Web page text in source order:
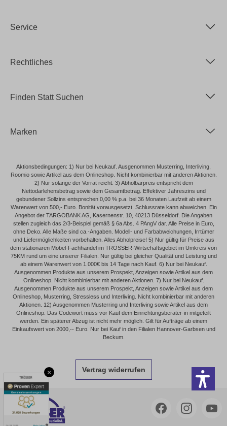
×
Service
Rechtliches
Finden Statt Suchen
Marken
Aktionsbedingungen: 1) Nur bei Neukauf. Ausgenommen Musterring, Interliving,
Roomio sowie Artikel aus dem Onlineshop. Nicht kombinierbar mit anderen Aktionen.
2) Nur solange der Vorrat reicht. 3) Abholbarpreis entspricht dem
Nettodarlehensbetrag sowie dem Gesamtbetrag. Effektiver Jahreszins und
gebundener Sollzins entsprechen 0,00 % p.a. bei 36 Monaten Laufzeit ab einem
Warenwert von 500,- Euro. Bonität vorausgesetzt. Schlussrate kann abweichen. Ein
Angebot der TARGOBANK AG, Kasernenstr. 10, 40213 Düsseldorf. Die Angaben
stellen zugleich das 2/3-Beispiel gemäß § 6a Abs. 4 PAngV dar. Alle Preise in Euro,
ohne Deko. Alle Maße sind ca.-Angaben. Modell- und Farbabweichungen, Irrtümer
und Liefermöglichkeiten vorbehalten. Alles Abholpreise! 5) Nur gültig für Preise aus
dem stationären Möbel-Fachhandel im TRÖSSER-Wirtschaftsgebiet im Umkreis von
75KM rund um eine unserer Filialen. Nur gültig bei gleicher Qualität und Leistung und
ab einem Warenwert von 1.000€ bis 14 Tage nach Kauf. 6) Nur bei Neukauf.
Ausgenommen Produkte aus unserem Prospekt, Anzeigen sowie Artikel aus dem
Onlineshop. Nicht kombinierbar mit anderen Aktionen. 7) Nur bei Neukauf.
Ausgenommen Produkte aus unserem Prospekt, Anzeigen sowie Artikel aus dem
Onlineshop, Musterring, Stressless und Interliving. Nicht kombinierbar mit anderen
Aktionen. 12) Ausgenommen Musterring und Interliving sowie Artikel aus dem
Onlineshop. Das Codewort muss vor Kauf dem Einrichtungsberater-in mitgeteilt
werden. Ein späterer Abzug ist nicht mehr möglich. Gilt für Aufträge ab einem
Einkaufswert von 2000,-- Euro. Nur bei Kauf in den Filialen Hannover-Garbsen und
Beckum.
Vertrag widerrufen